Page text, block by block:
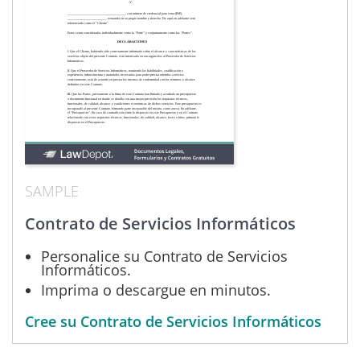
SAMPLE
Contrato de Servicios Informáticos
Personalice su Contrato de Servicios
Informáticos.
Imprima o descargue en minutos.
Cree su Contrato de Servicios Informáticos